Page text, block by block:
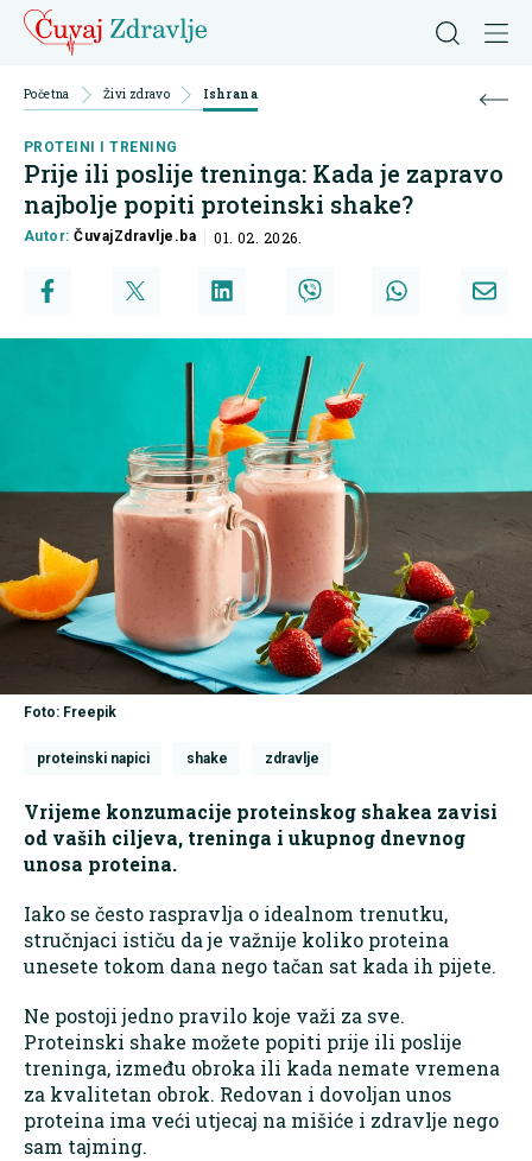
Početna Živi zdravo Ishrana
PROTEINI I TRENING
Prije ili poslije treninga: Kada je zapravo
najbolje popiti proteinski shake?
Autor:ČuvajZdravlje.ba 01. 02. 2026.
Foto: Freepik
proteinski napici shake zdravlje
Vrijeme konzumacije proteinskog shakea zavisi
od vaših ciljeva, treninga i ukupnog dnevnog
unosa proteina.
Iako se često raspravlja o idealnom trenutku,
stručnjaci ističu da je važnije koliko proteina
unesete tokom dana nego tačan sat kada ih pijete.
Ne postoji jedno pravilo koje važi za sve.
Proteinski shake možete popiti prije ili poslije
treninga, između obroka ili kada nemate vremena
za kvalitetan obrok. Redovan i dovoljan unos
proteina ima veći utjecaj na mišiće i zdravlje nego
sam tajming.